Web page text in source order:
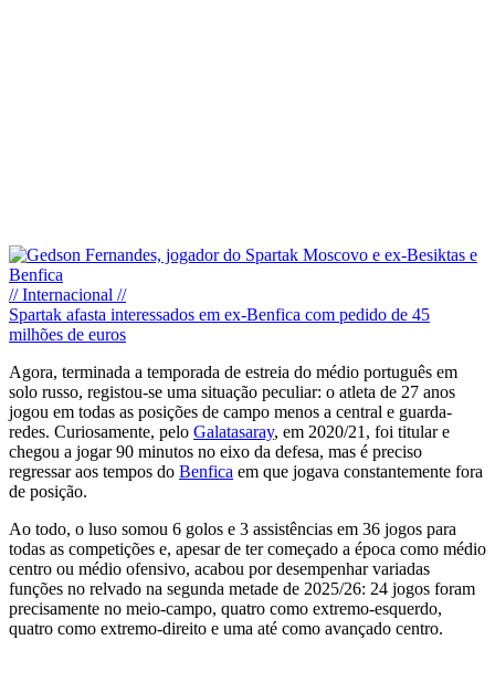
// Internacional //
Spartak afasta interessados em ex-Benfica com pedido de 45
milhões de euros
Agora, terminada a temporada de estreia do médio português em
solo russo, registou-se uma situação peculiar: o atleta de 27 anos
jogou em todas as posições de campo menos a central e guarda-
redes. Curiosamente, pelo Galatasaray, em 2020/21, foi titular e
chegou a jogar 90 minutos no eixo da defesa, mas é preciso
regressar aos tempos do Benfica em que jogava constantemente fora
de posição.
Ao todo, o luso somou 6 golos e 3 assistências em 36 jogos para
todas as competições e, apesar de ter começado a época como médio
centro ou médio ofensivo, acabou por desempenhar variadas
funções no relvado na segunda metade de 2025/26: 24 jogos foram
precisamente no meio-campo, quatro como extremo-esquerdo,
quatro como extremo-direito e uma até como avançado centro.